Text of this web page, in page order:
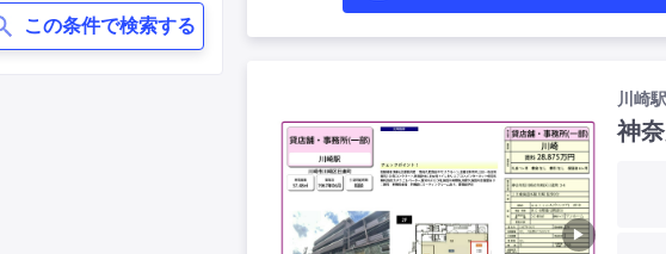
この条件で検索する
▶
川崎
神